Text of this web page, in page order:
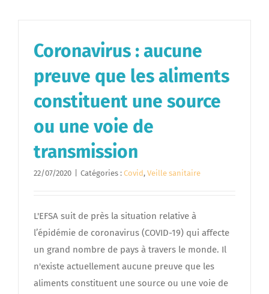
Coronavirus : aucune
preuve que les aliments
constituent une source
ou une voie de
transmission
22/07/2020 Catégories : Covid, Veille sanitaire
L'EFSA suit de près la situation relative à
l’épidémie de coronavirus (COVID-19) qui affecte
un grand nombre de pays à travers le monde. Il
n'existe actuellement aucune preuve que les
aliments constituent une source ou une voie de